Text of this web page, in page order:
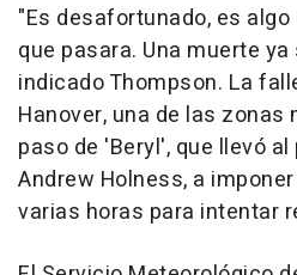
"Es desafortunado, es
que pasara. Una muerte
indicado Thompson. La
Hanover, una de las
paso de 'Beryl', que llevó
Andrew Holness, a
varias horas para intentar